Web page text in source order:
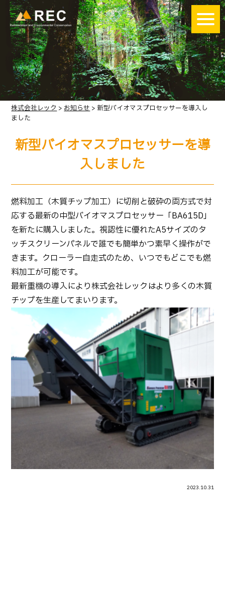
株式会社レック>お知らせ> 新型バイオマスプロセッサーを導入し
ました
新型バイオマスプロセッサーを導
入しました
燃料加工（木質チップ加工）に切削と破砕の両方式で対
応する最新の中型バイオマスプロセッサー「BA615D」
を新たに購入しました。視認性に優れたA5サイズのタ
ッチスクリーンパネルで誰でも簡単かつ素早く操作がで
きます。クローラー自走式のため、いつでもどこでも燃
料加工が可能です。
最新重機の導入により株式会社レックはより多くの木質
チップを生産してまいります。
2023.10.31